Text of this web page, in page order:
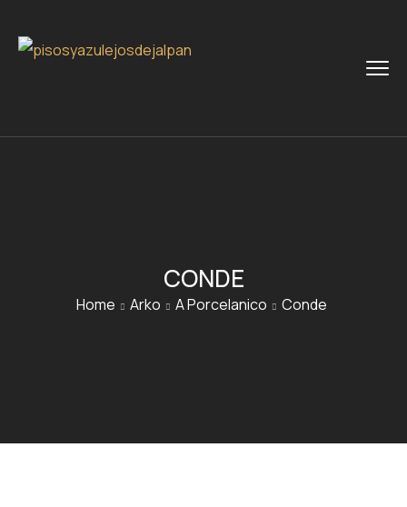
CONDE
Home Arko A Porcelanico Conde